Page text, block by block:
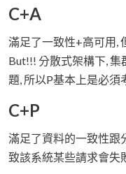
C+A
滿足了一致性+高可用,
But!!! 分散式架構下,
題, 所以P基本上是必須
C+P
滿足了資料的一致性跟
致該系統某些請求會失